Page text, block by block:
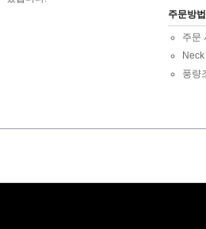
주문방법
주문
풍량